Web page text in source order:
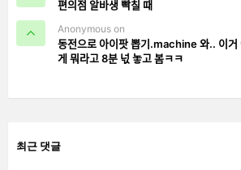
편의점 알바생 빡칠 때
Anonymous on
동전으로 아이팟 뽑기.machine 와.. 이거
게 뭐라고 8분 넋 놓고 봄ㅋㅋ
최근 댓글